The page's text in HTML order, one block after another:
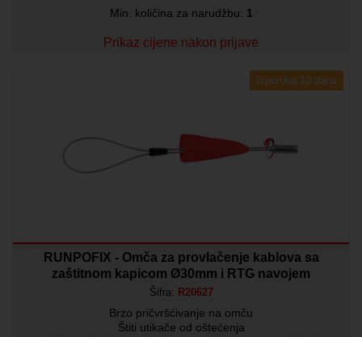
Min. količina za narudžbu: 1
Prikaz cijene nakon prijave
Isporuka 10 dana
RUNPOFIX - Omča za provlačenje kablova sa
zaštitnom kapicom Ø30mm i RTG navojem
Šifra: R20627
Brzo pričvršćivanje na omču
Štiti utikače od oštećenja